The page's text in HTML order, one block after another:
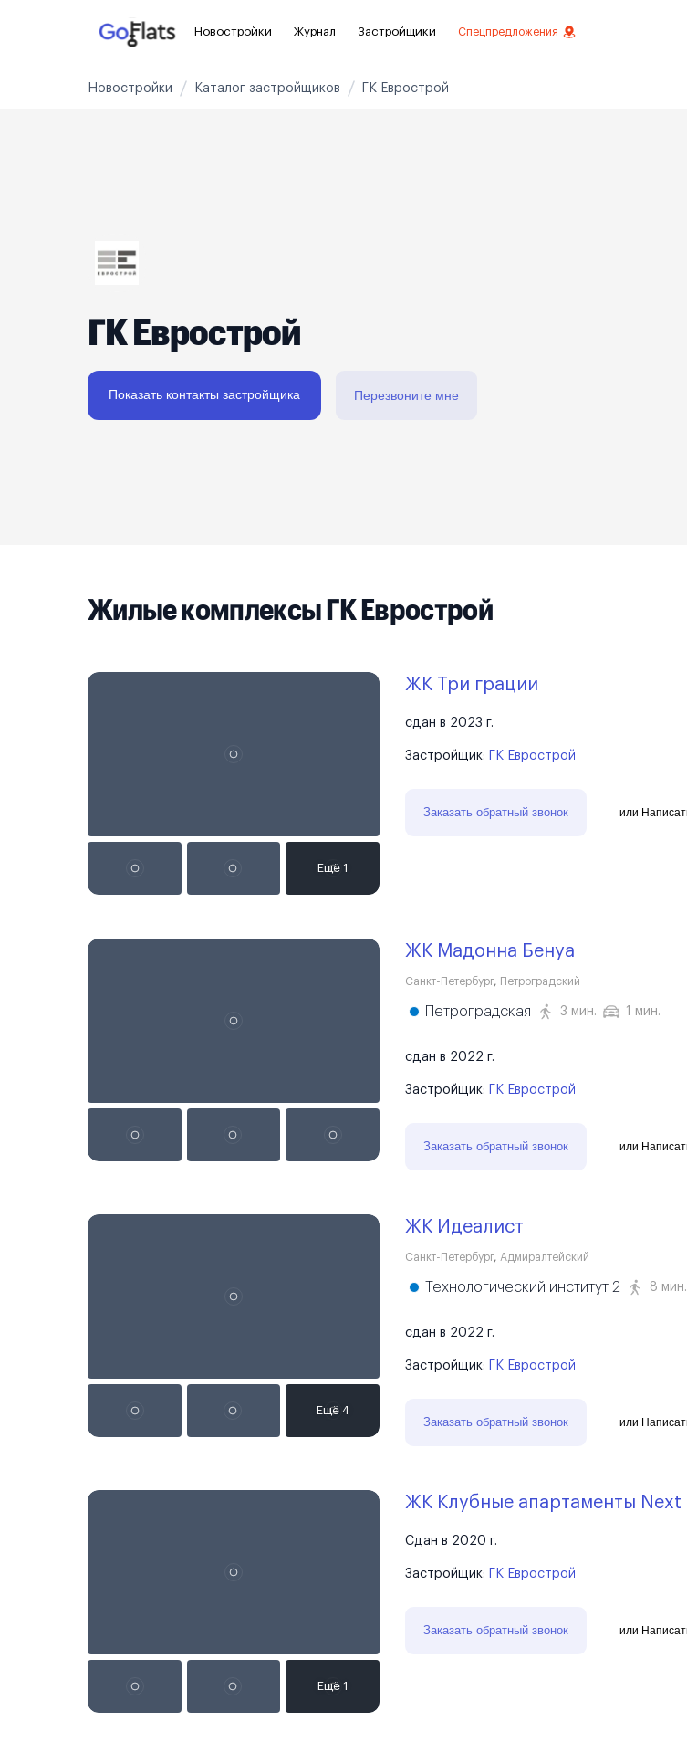
Новостройки
Рядом с метро
3-8 млн ₽ 8-14 млн ₽ от 14 млн ₽
Реклама на сайте
Журнал Застройщики Спецпредложения
Новостройки Каталог застройщиков ГК Еврострой
ГК Еврострой
Показать контакты застройщика Перезвоните мне
Жилые комплексы ГК Еврострой
ЖК Три грации
сдан в 2023 г.
Застройщик: ГК Еврострой
Заказать обратный звонок или
ЖК Мадонна Бенуа
Санкт-Петербург, Петроградский
Петроградская 3 мин. 1 мин.
сдан в 2022 г.
Застройщик: ГК Еврострой
Заказать обратный звонок или
ЖК Идеалист
Санкт-Петербург, Адмиралтейский
Технологический институт 2 8 мин.
сдан в 2022 г.
Застройщик: ГК Еврострой
Заказать обратный звонок или
ЖК Клубные апартаменты Next
Сдан в 2020 г.
Застройщик: ГК Еврострой
Заказать обратный звонок или